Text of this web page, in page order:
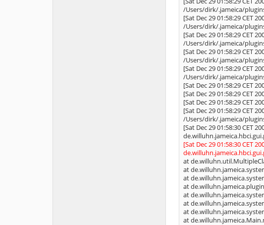
/Users/dirk/.jameica/
[Sat Dec 29 01:58:29 CET
/Users/dirk/.jameica/
[Sat Dec 29 01:58:29 CET
/Users/dirk/.jameica/
[Sat Dec 29 01:58:29 CET
/Users/dirk/.jameica/
[Sat Dec 29 01:58:29 CET
/Users/dirk/.jameica/
[Sat Dec 29 01:58:29 CET
[Sat Dec 29 01:58:29 CET
[Sat Dec 29 01:58:29 CET
[Sat Dec 29 01:58:29 CET
/Users/dirk/.jameica/
[Sat Dec 29 01:58:30 CET
[Sat Dec 29 01:58:30 CET
at
at
at
at
at
at
at
at